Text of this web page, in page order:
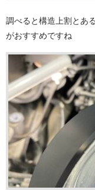
調べると構造上割とあ
がおすすめですね